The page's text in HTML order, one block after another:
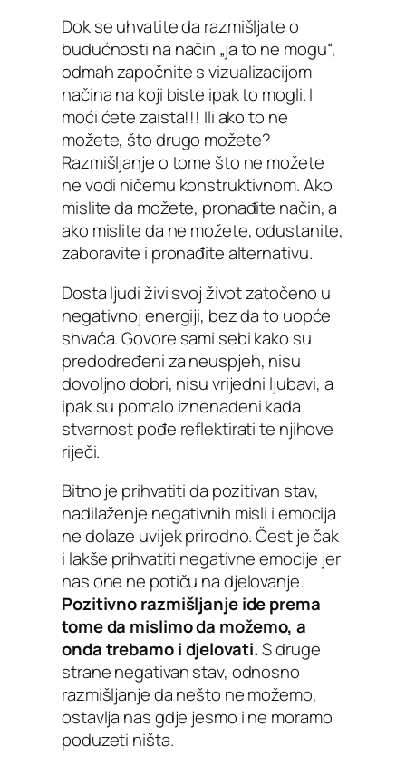
Dok se uhvatite da razmišljate o
budućnosti na način „ja to ne mogu“,
odmah započnite s vizualizacijom
načina na koji biste ipak to mogli. I
moći ćete zaista!!! Ili ako to ne
možete, što drugo možete?
Razmišljanje o tome što ne možete
ne vodi ničemu konstruktivnom. Ako
mislite da možete, pronađite način, a
ako mislite da ne možete, odustanite,
zaboravite i pronađite alternativu.
Dosta ljudi živi svoj život zatočeno u
negativnoj energiji, bez da to uopće
shvaća. Govore sami sebi kako su
predodređeni za neuspjeh, nisu
dovoljno dobri, nisu vrijedni ljubavi, a
ipak su pomalo iznenađeni kada
stvarnost pođe reflektirati te njihove
riječi.
Bitno je prihvatiti da pozitivan stav,
nadilaženje negativnih misli i emocija
ne dolaze uvijek prirodno. Čest je čak
i lakše prihvatiti negativne emocije jer
nas one ne potiču na djelovanje.
Pozitivno razmišljanje ide prema
tome da mislimo da možemo, a
onda trebamo i djelovati.S druge
strane negativan stav, odnosno
razmišljanje da nešto ne možemo,
ostavlja nas gdje jesmo i ne moramo
poduzeti ništa.